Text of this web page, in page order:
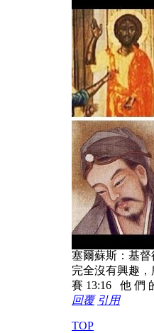
塞爾蘇斯：基
完全沒有興趣
賽 13:16 他 們
回覆 引用
TOP